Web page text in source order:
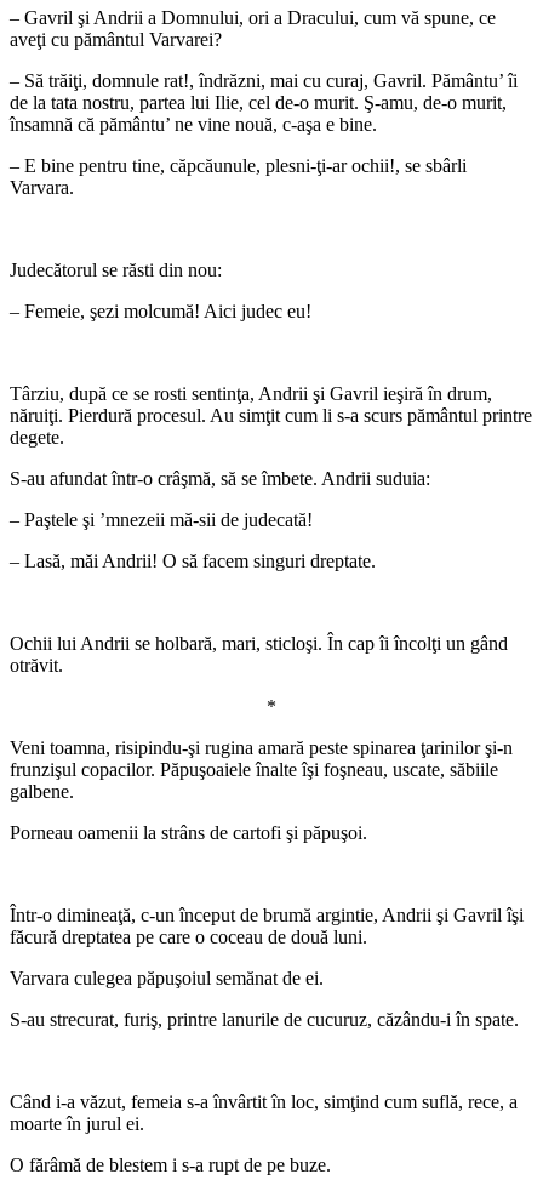
– Gavril şi Andrii a Domnului, ori a Dracului, cum vă spune, ce
aveţi cu pământul Varvarei?
– Să trăiţi, domnule rat!, îndrăzni, mai cu curaj, Gavril. Pământu’ îi
de la tata nostru, partea lui Ilie, cel de-o murit. Ş-amu, de-o murit,
însamnă că pământu’ ne vine nouă, c-aşa e bine.
– E bine pentru tine, căpcăunule, plesni-ţi-ar ochii!, se sbârli
Varvara.
Judecătorul se răsti din nou:
– Femeie, şezi molcumă! Aici judec eu!
Târziu, după ce se rosti sentinţa, Andrii şi Gavril ieşiră în drum,
năruiţi. Pierdură procesul. Au simţit cum li s-a scurs pământul printre
degete.
S-au afundat într-o crâşmă, să se îmbete. Andrii suduia:
– Paştele şi ’mnezeii mă-sii de judecată!
– Lasă, măi Andrii! O să facem singuri dreptate.
Ochii lui Andrii se holbară, mari, sticloşi. În cap îi încolţi un gând
otrăvit.
*
Veni toamna, risipindu-şi rugina amară peste spinarea ţarinilor şi-n
frunzişul copacilor. Păpuşoaiele înalte îşi foşneau, uscate, săbiile
galbene.
Porneau oamenii la strâns de cartofi şi păpuşoi.
Într-o dimineaţă, c-un început de brumă argintie, Andrii şi Gavril îşi
făcură dreptatea pe care o coceau de două luni.
Varvara culegea păpuşoiul semănat de ei.
S-au strecurat, furiş, printre lanurile de cucuruz, căzându-i în spate.
Când i-a văzut, femeia s-a învârtit în loc, simţind cum suflă, rece, a
moarte în jurul ei.
O fărâmă de blestem i s-a rupt de pe buze.